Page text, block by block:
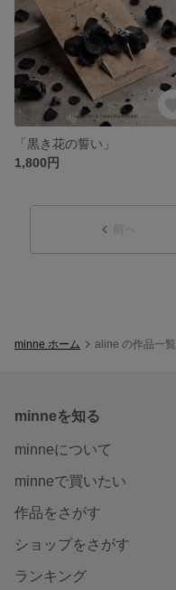
「黒き花の誓い」
1,800円
前へ
minne ホーム aline の作品一覧
minneを知る
minneについて
minneで買いたい
作品をさがす
ショップをさがす
ランキング